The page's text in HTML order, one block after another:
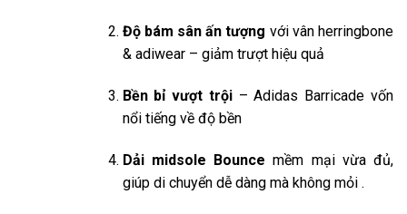
Độ bám sân ấn tượng với vân herringbone
& adiwear – giảm trượt hiệu quả
Bền bỉ vượt trội– Adidas Barricade vốn
nổi tiếng về độ bền
Dải midsole Bounce mềm mại vừa đủ,
giúp di chuyển dễ dàng mà không mỏi.